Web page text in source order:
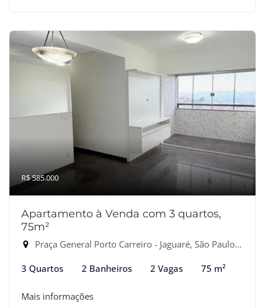
R$ 585.000
Apartamento à Venda com 3 quartos,
75m²
Praça General Porto Carreiro - Jaguaré, São Paulo-SP
3 Quartos 2 Banheiros 2 Vagas 75 m²
Mais informações